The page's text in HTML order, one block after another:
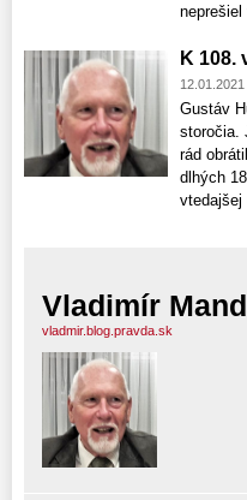
K 108.
12.01.2021
Gustáv
storočia.
rád
dlhých
Vladimír
vladmir.blog.pravda.sk